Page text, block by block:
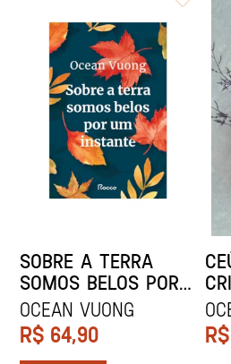
SOBRE A TERRA
SOMOS BELOS POR
UM INSTANTE
Ocean Vuong
R$ 64,90
R$